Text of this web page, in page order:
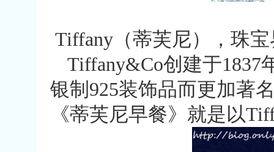
Tiffany（蒂芙尼），珠
Tiffany&Co创建于1837
银制925装饰品而更加著
《蒂芙尼早餐》就是以